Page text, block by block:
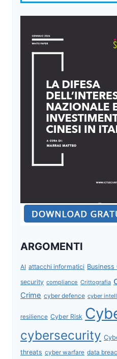
ARGOMENTI
AI attacchi informatici
security compliance Crittografia
Crime cyber defence cyber
resilience Cyber Risk
cybersecurity
threats cyber warfare data